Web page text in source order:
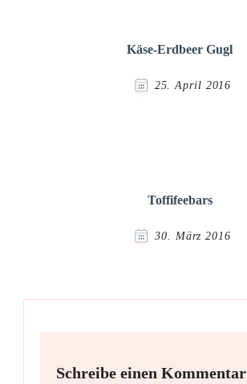
Käse-Erdbeer Gugl
25. April 2016
Toffifeebars
30. März 2016
Schreibe einen Kommentar